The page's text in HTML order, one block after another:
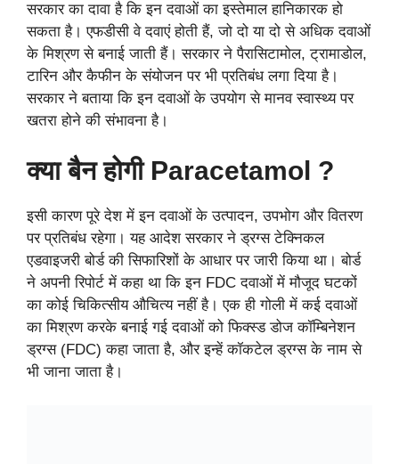
सरकार का दावा है कि इन दवाओं का इस्तेमाल हानिकारक हो
सकता है। एफडीसी वे दवाएं होती हैं, जो दो या दो से अधिक दवाओं
के मिश्रण से बनाई जाती हैं। सरकार ने पैरासिटामोल, ट्रामाडोल,
टारिन और कैफीन के संयोजन पर भी प्रतिबंध लगा दिया है।
सरकार ने बताया कि इन दवाओं के उपयोग से मानव स्वास्थ्य पर
खतरा होने की संभावना है।
क्या बैन होगी Paracetamol ?
इसी कारण पूरे देश में इन दवाओं के उत्पादन, उपभोग और वितरण
पर प्रतिबंध रहेगा। यह आदेश सरकार ने ड्रग्स टेक्निकल
एडवाइजरी बोर्ड की सिफारिशों के आधार पर जारी किया था। बोर्ड
ने अपनी रिपोर्ट में कहा था कि इन FDC दवाओं में मौजूद घटकों
का कोई चिकित्सीय औचित्य नहीं है। एक ही गोली में कई दवाओं
का मिश्रण करके बनाई गई दवाओं को फिक्स्ड डोज कॉम्बिनेशन
ड्रग्स (FDC) कहा जाता है, और इन्हें कॉकटेल ड्रग्स के नाम से
भी जाना जाता है।